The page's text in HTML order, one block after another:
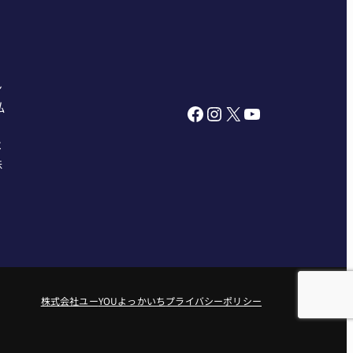
Facebook InstagramX YouTube
株式会社ユーYOUよっかいちプライバシーポリシー